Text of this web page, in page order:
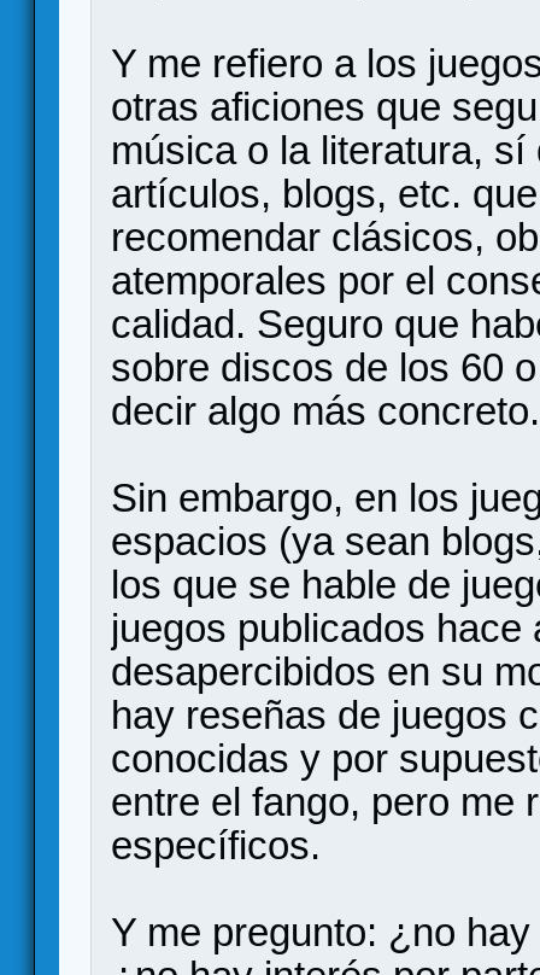
Y me refiero a los
otras aficiones que
música o la literatura,
artículos, blogs, etc.
recomendar clásicos,
atemporales por el
calidad. Seguro que
sobre discos de los 60
decir algo más concreto.
Sin embargo, en los
espacios (ya sean
los que se hable de
juegos publicados
desapercibidos en su
hay reseñas de juegos
conocidas y por
entre el fango, pero me
específicos.
Y me pregunto: ¿no